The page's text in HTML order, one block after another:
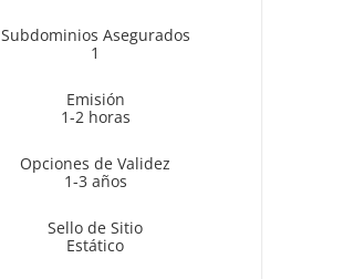
Subdominios Asegurados
1
Emisión
1-2 horas
Opciones de Validez
1-3 años
Sello de Sitio
Estático